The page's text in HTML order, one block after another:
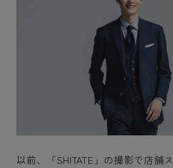
以前、「SHITATE」の撮影で店舗